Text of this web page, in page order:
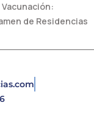
de Residencias